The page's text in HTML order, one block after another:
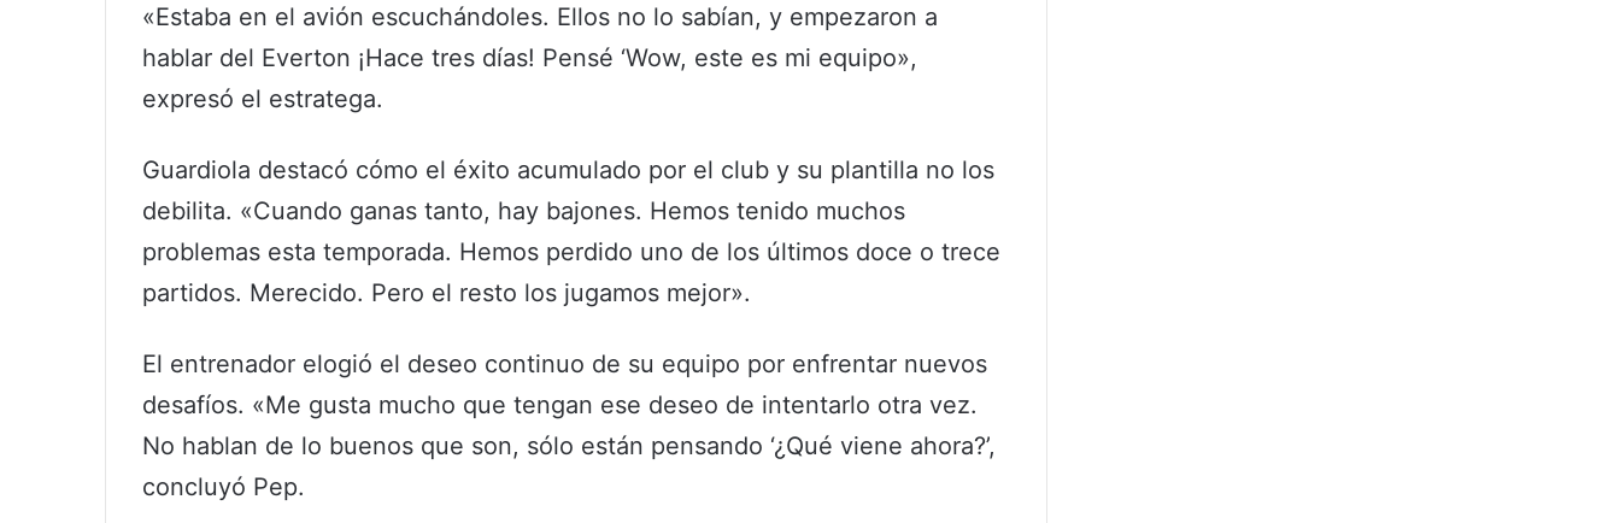
«Estaba en el avión escuchándoles. Ellos no lo sabían, y empezaron a
hablar del Everton ¡Hace tres días! Pensé ‘Wow, este es mi equipo»,
expresó el estratega.
Guardiola destacó cómo el éxito acumulado por el club y su plantilla no los
debilita. «Cuando ganas tanto, hay bajones. Hemos tenido muchos
problemas esta temporada. Hemos perdido uno de los últimos doce o trece
partidos. Merecido. Pero el resto los jugamos mejor».
El entrenador elogió el deseo continuo de su equipo por enfrentar nuevos
desafíos. «Me gusta mucho que tengan ese deseo de intentarlo otra vez.
No hablan de lo buenos que son, sólo están pensando ‘¿Qué viene ahora?’,
concluyó Pep.